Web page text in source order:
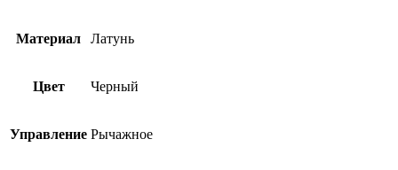
Материал Латунь
Цвет Черный
Управление Рычажное